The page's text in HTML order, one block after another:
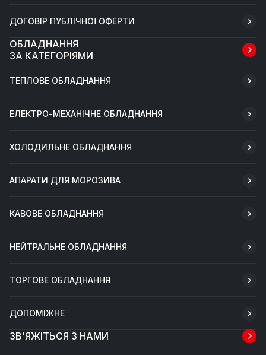
ДОГОВІР ПУБЛІЧНОЇ ОФЕРТИ
ОБЛАДНАННЯ
ЗА КАТЕГОРІЯМИ
ТЕПЛОВЕ ОБЛАДНАННЯ
ЕЛЕКТРО-МЕХАНІЧНЕ ОБЛАДНАННЯ
ХОЛОДИЛЬНЕ ОБЛАДНАННЯ
АПАРАТИ ДЛЯ МОРОЗИВА
КАВОВЕ ОБЛАДНАННЯ
НЕЙТРАЛЬНЕ ОБЛАДНАННЯ
ТОРГОВЕ ОБЛАДНАННЯ
ДОПОМІЖНЕ
ЗВ'ЯЖІТЬСЯ З НАМИ